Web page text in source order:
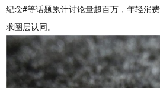
纪念#等话题累计讨论量超百万，年轻消
求圈层认同。